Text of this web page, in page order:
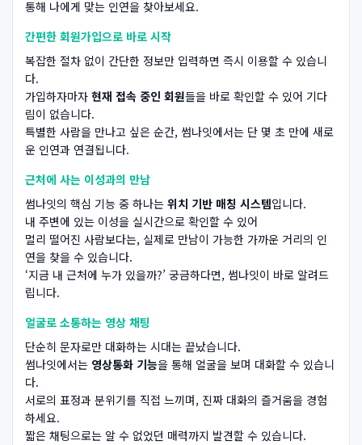
통해 나에게 맞는 인연을 찾아보세요.
간편한 회원가입으로 바로 시작
복잡한 절차 없이 간단한 정보만 입력하면 즉시 이용할 수 있습니
다.
가입하자마자 현재 접속 중인 회원들을 바로 확인할 수 있어 기다
림이 없습니다.
특별한 사람을 만나고 싶은 순간, 썸나잇에서는 단 몇 초 만에 새로
운 인연과 연결됩니다.
근처에 사는 이성과의 만남
썸나잇의 핵심 기능 중 하나는 위치 기반 매칭 시스템입니다.
내 주변에 있는 이성을 실시간으로 확인할 수 있어
멀리 떨어진 사람보다는, 실제로 만남이 가능한 가까운 거리의 인
연을 찾을 수 있습니다.
‘지금 내 근처에 누가 있을까?’ 궁금하다면, 썸나잇이 바로 알려드
립니다.
얼굴로 소통하는 영상 채팅
단순히 문자로만 대화하는 시대는 끝났습니다.
썸나잇에서는 영상통화 기능을 통해 얼굴을 보며 대화할 수 있습니
다.
서로의 표정과 분위기를 직접 느끼며, 진짜 대화의 즐거움을 경험
하세요.
짧은 채팅으로는 알 수 없었던 매력까지 발견할 수 있습니다.